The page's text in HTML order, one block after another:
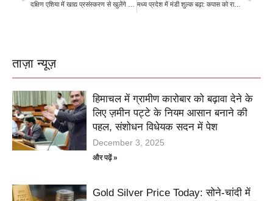
मध्य प्रदेश में मंडी शुल्क बढ़ा: कपास को राहत, अन्य फसलों पर 1.5% फीस; खरीद के लिए 8,600 करोड़ की सरकारी गारंटी मंजूर
ताज़ा न्यूज़
हिमाचल में ग्रामीण कारोबार को बढ़ावा देने के
लिए ज़मीन पट्टे के नियम आसान बनाने की
पहल, संशोधन विधेयक सदन में पेश
December 3, 2025
और पढ़ें »
Gold Silver Price Today: सोने-चांदी में